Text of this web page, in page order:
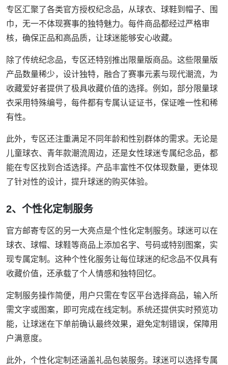
专区汇聚了各类官方授权纪念品，从球衣、球鞋到帽子、围
巾，无一不体现赛事的独特魅力。每件商品都经过严格审
核，确保正品和高品质，让球迷能够安心收藏。
除了传统纪念品，专区还特别推出限量版商品。这些限量版
产品数量稀少，设计独特，融合了赛事元素与现代潮流，为
收藏爱好者提供了极具收藏价值的选择。例如，部分限量球
衣采用特殊编号，每件都有专属认证证书，保证唯一性和稀
有性。
此外，专区还注重满足不同年龄和性别群体的需求。无论是
儿童球衣、青年款潮流周边，还是女性球迷专属纪念品，都
能在专区找到合适选择。产品丰富性不仅体现数量，更体现
了针对性的设计，提升球迷的购买体验。
2、个性化定制服务
官方邮寄专区的另一大亮点是个性化定制服务。球迷可以在
球衣、球帽、球鞋等商品上添加名字、号码或特别图案，实
现专属定制。这种个性化服务让每位球迷的纪念品不仅具有
收藏价值，还承载了个人情感和独特回忆。
定制服务操作简便，用户只需在专区平台选择商品，输入所
需文字或图案，即可完成在线定制。系统还提供实时预览功
能，让球迷在下单前确认最终效果，避免定制错误，保障用
户满意度。
此外，个性化定制还涵盖礼品包装服务。球迷可以选择专属